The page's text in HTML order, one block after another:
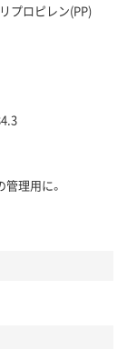
プロピレン(PP)
理用に。